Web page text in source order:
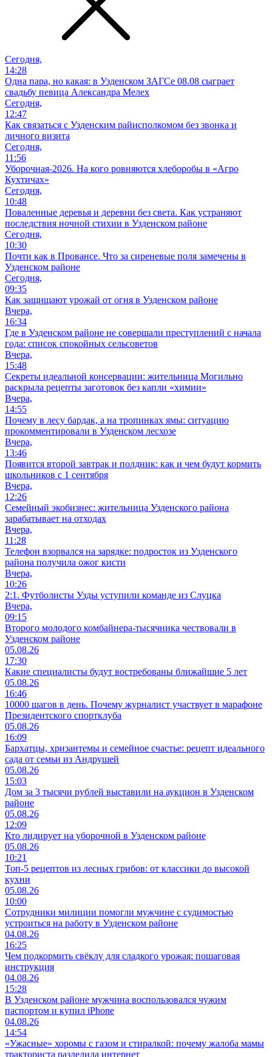
Сегодня,
14:28
Одна пара, но какая: в Узденском ЗАГСе 08.08 сыграет
свадьбу певица Александра Мелех
Сегодня,
12:47
Как связаться с Узденским райисполкомом без звонка и
личного визита
Сегодня,
11:56
Уборочная-2026. На кого ровняются хлеборобы в «Агро
Кухтичах»
Сегодня,
10:48
Поваленные деревья и деревни без света. Как устраняют
последствия ночной стихии в Узденском районе
Сегодня,
10:30
Почти как в Провансе. Что за сиреневые поля замечены в
Узденском районе
Сегодня,
09:35
Как защищают урожай от огня в Узденском районе
Вчера,
16:34
Где в Узденском районе не совершали преступлений с начала
года: список спокойных сельсоветов
Вчера,
15:48
Секреты идеальной консервации: жительница Могильно
раскрыла рецепты заготовок без капли «химии»
Вчера,
14:55
Почему в лесу бардак, а на тропинках ямы: ситуацию
прокомментировали в Узденском лесхозе
Вчера,
13:46
Появится второй завтрак и полдник: как и чем будут кормить
школьников с 1 сентября
Вчера,
12:26
Семейный экобизнес: жительница Узденского района
зарабатывает на отходах
Вчера,
11:28
Телефон взорвался на зарядке: подросток из Узденского
района получила ожог кисти
Вчера,
10:26
2:1. Футболисты Узды уступили команде из Слуцка
Вчера,
09:15
Второго молодого комбайнера-тысячника чествовали в
Узденском районе
05.08.26
17:30
Какие специалисты будут востребованы ближайшие 5 лет
05.08.26
16:46
10000 шагов в день. Почему журналист участвует в марафоне
Президентского спортклуба
05.08.26
16:09
Бархатцы, хризантемы и семейное счастье: рецепт идеального
сада от семьи из Андрушей
05.08.26
15:03
Дом за 3 тысячи рублей выставили на аукцион в Узденском
районе
05.08.26
12:09
Кто лидирует на уборочной в Узденском районе
05.08.26
10:21
Топ-5 рецептов из лесных грибов: от классики до высокой
кухни
05.08.26
10:00
Сотрудники милиции помогли мужчине с судимостью
устроиться на работу в Узденском районе
04.08.26
16:25
Чем подкормить свёклу для сладкого урожая: пошаговая
инструкция
04.08.26
15:28
В Узденском районе мужчина воспользовался чужим
паспортом и купил iPhone
04.08.26
14:54
«Ужасные» хоромы с газом и стиралкой: почему жалоба мамы
тракториста разделила интернет